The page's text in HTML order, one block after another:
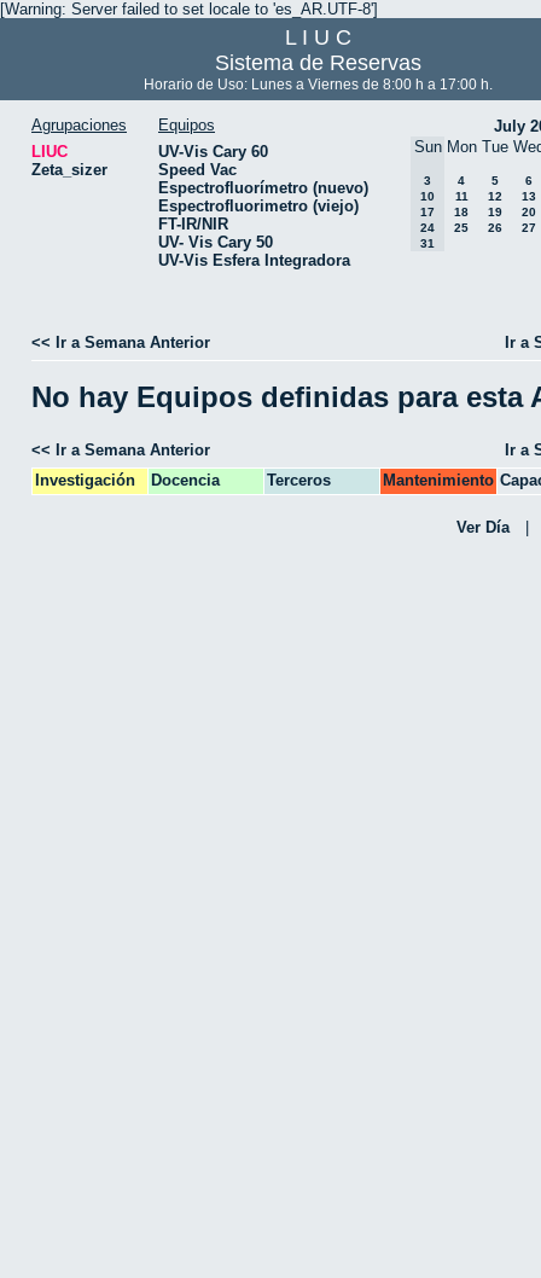
[Warning: Server failed to set locale to 'es_AR.UTF-8']
L I U C
Sistema de Reservas
Horario de Uso: Lunes a Viernes de 8:00 h a 17:00 h.
Agrupaciones
LIUC
Zeta_sizer
Equipos
UV-Vis Cary 60
Speed Vac
Espectrofluorímetro (nuevo)
Espectrofluorimetro (viejo)
FT-IR/NIR
UV- Vis Cary 50
UV-Vis Esfera Integradora
July
Sun Mon Tue
3 4 5
6
10
11 12
13
17
18 19
20
24
25 26
27
31
<< Ir a Semana Anterior Ir a
No hay Equipos definidas para esta
<< Ir a Semana Anterior
Ir a
Investigación
Docencia Terceros Mantenimiento
CPA
Ver Día